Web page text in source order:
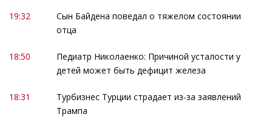
19:32
Сын Байдена поведал о тяжелом состоянии
отца
18:50
Педиатр Николаенко: Причиной усталости у
детей может быть дефицит железа
18:31
Турбизнес Турции страдает из-за заявлений
Трампа